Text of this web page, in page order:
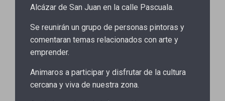
Alcázar de San Juan en la calle Pascuala.
Se reunirán un grupo de personas pintoras y
comentaran temas relacionados con arte y
emprender.
Animaros a participar y disfrutar de la cultura
cercana y viva de nuestra zona.